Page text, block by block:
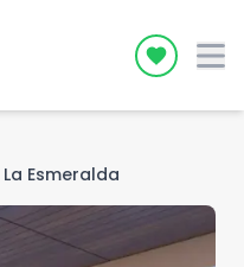
Icon
La Esmeralda